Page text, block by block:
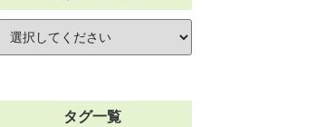
タグ一覧